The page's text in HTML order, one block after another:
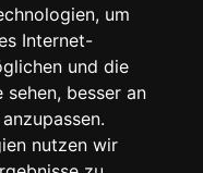
um
Internet-
und die
sehen, besser an
nutzen wir